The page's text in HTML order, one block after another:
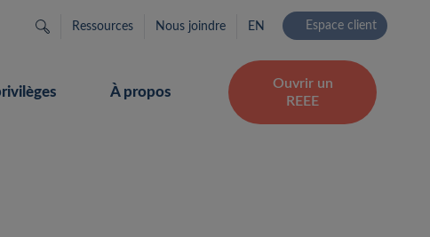
Rechercher…
Ressources Nous joindre EN Espace client
À propos
Ouvrir un
REEE